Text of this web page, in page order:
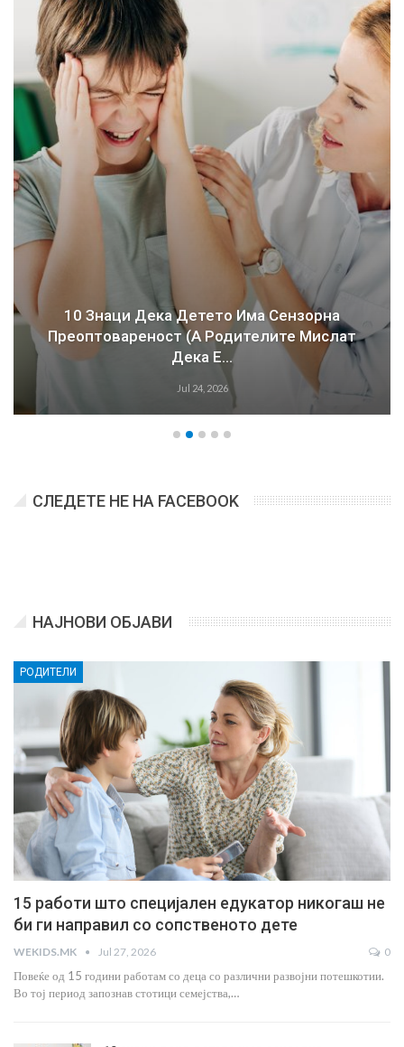
10 Знаци Дека Детето Има Сензорна
Преоптовареност (а Родителите Мислат
Дека Е…
Jul 24, 2026
СЛЕДЕТЕ НЕ НА FACEBOOK
НАЈНОВИ ОБЈАВИ
РОДИТЕЛИ
15 работи што специјален едукатор никогаш не
би ги направил со сопственото дете
WEKIDS.MK Jul 27, 2026 0
Повеќе од 15 години работам со деца со различни развојни потешкотии.
Во тој период запознав стотици семејства,…